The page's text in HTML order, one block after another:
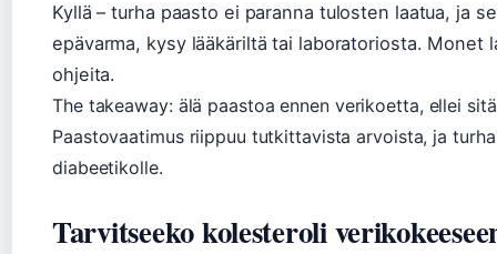
Kyllä – turha paasto ei paranna tulosten laatua, ja
epävarma, kysy lääkäriltä tai laboratoriosta. Monet
ohjeita.
The takeaway: älä paastoa ennen verikoetta, ellei
Paastovaatimus riippuu tutkittavista arvoista, ja
diabeetikolle.
Tarvitseeko kolesteroli